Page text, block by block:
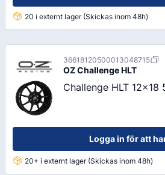
20 i externt lager (Skickas inom 48h)
36618120500013048715
OZChallenge HLT
Challenge HLT 12x18
Logga in för att
20+ i externt lager (Skickas inom 48h)